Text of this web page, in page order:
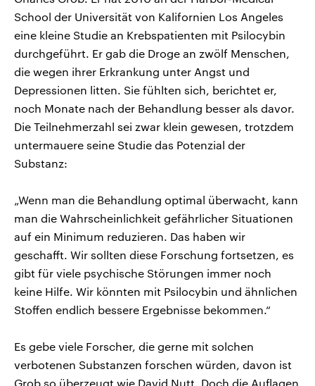
School der Universität von Kalifornien Los Angeles
eine kleine Studie an Krebspatienten mit Psilocybin
durchgeführt. Er gab die Droge an zwölf Menschen,
die wegen ihrer Erkrankung unter Angst und
Depressionen litten. Sie fühlten sich, berichtet er,
noch Monate nach der Behandlung besser als davor.
Die Teilnehmerzahl sei zwar klein gewesen, trotzdem
untermauere seine Studie das Potenzial der
Substanz:
„Wenn man die Behandlung optimal überwacht, kann
man die Wahrscheinlichkeit gefährlicher Situationen
auf ein Minimum reduzieren. Das haben wir
geschafft. Wir sollten diese Forschung fortsetzen, es
gibt für viele psychische Störungen immer noch
keine Hilfe. Wir könnten mit Psilocybin und ähnlichen
Stoffen endlich bessere Ergebnisse bekommen.“
Es gebe viele Forscher, die gerne mit solchen
verbotenen Substanzen forschen würden, davon ist
Grob so überzeugt wie David Nutt. Doch die Auflagen